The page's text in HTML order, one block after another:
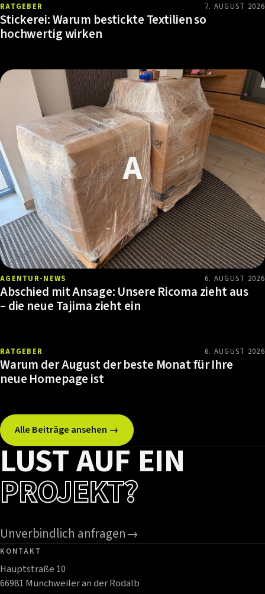
RATGEBER 7. AUGUST 2026
Stickerei: Warum bestickte Textilien so
hochwertig wirken
AGENTUR-NEWS 6. AUGUST 2026
Abschied mit Ansage: Unsere Ricoma zieht aus
– die neue Tajima zieht ein
RATGEBER 6. AUGUST 2026
Warum der August der beste Monat für Ihre
neue Homepage ist
Alle Beiträge ansehen →
LUST AUF EIN
PROJEKT?
Unverbindlich anfragen→
KONTAKT
Hauptstraße 10
66981 Münchweiler an der Rodalb